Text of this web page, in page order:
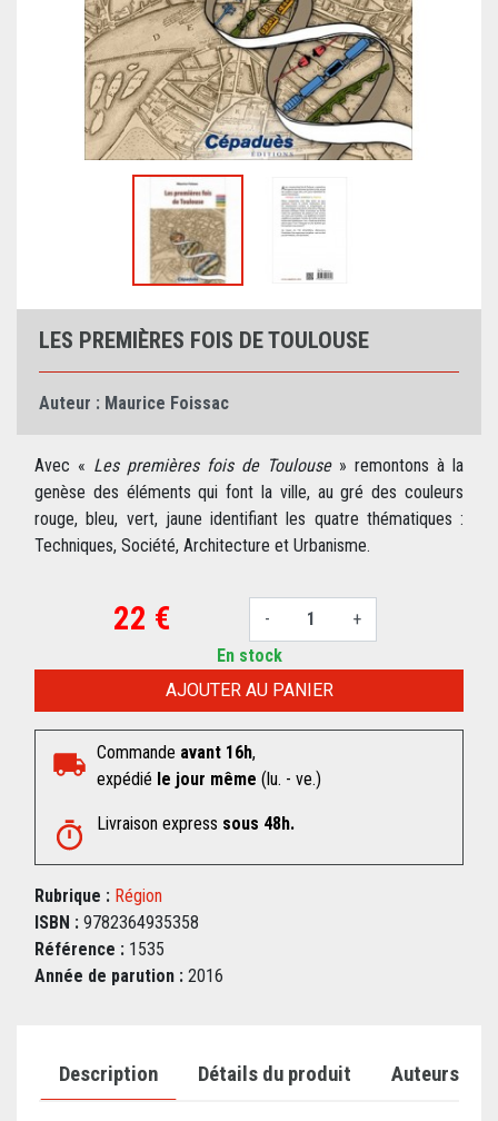
LES PREMIÈRES FOIS DE TOULOUSE
Auteur : Maurice Foissac
Avec « Les premières fois de Toulouse» remontons à la
genèse des éléments qui font la ville, au gré des couleurs
rouge, bleu, vert, jaune identifiant les quatre thématiques :
Techniques, Société, Architecture et Urbanisme.
22 € - +
AJOUTER AU PANIER
En stock
Commande avant 16h,
expédié le jour même (lu. - ve.)
Livraison express sous 48h.
Rubrique : Région
ISBN : 9782364935358
Référence : 1535
Année de parution : 2016
Description Détails du produit Auteurs